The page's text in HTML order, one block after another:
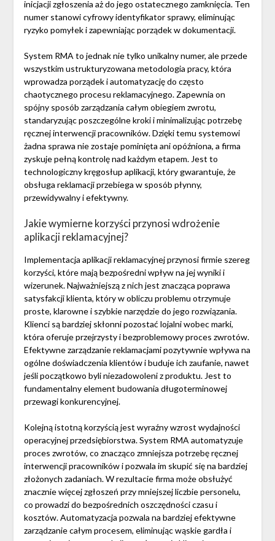
inicjacji zgłoszenia aż do jego ostatecznego zamknięcia. Ten
numer stanowi cyfrowy identyfikator sprawy, eliminując
ryzyko pomyłek i zapewniając porządek w dokumentacji.
System RMA to jednak nie tylko unikalny numer, ale przede
wszystkim ustrukturyzowana metodologia pracy, która
wprowadza porządek i automatyzację do często
chaotycznego procesu reklamacyjnego. Zapewnia on
spójny sposób zarządzania całym obiegiem zwrotu,
standaryzując poszczególne kroki i minimalizując potrzebę
ręcznej interwencji pracowników. Dzięki temu systemowi
żadna sprawa nie zostaje pominięta ani opóźniona, a firma
zyskuje pełną kontrolę nad każdym etapem. Jest to
technologiczny kręgosłup aplikacji, który gwarantuje, że
obsługa reklamacji przebiega w sposób płynny,
przewidywalny i efektywny.
Jakie wymierne korzyści przynosi wdrożenie
aplikacji reklamacyjnej?
Implementacja aplikacji reklamacyjnej przynosi firmie szereg
korzyści, które mają bezpośredni wpływ na jej wyniki i
wizerunek. Najważniejszą z nich jest znacząca poprawa
satysfakcji klienta, który w obliczu problemu otrzymuje
proste, klarowne i szybkie narzędzie do jego rozwiązania.
Klienci są bardziej skłonni pozostać lojalni wobec marki,
która oferuje przejrzysty i bezproblemowy proces zwrotów.
Efektywne zarządzanie reklamacjami pozytywnie wpływa na
ogólne doświadczenia klientów i buduje ich zaufanie, nawet
jeśli początkowo byli niezadowoleni z produktu. Jest to
fundamentalny element budowania długoterminowej
przewagi konkurencyjnej.
Kolejną istotną korzyścią jest wyraźny wzrost wydajności
operacyjnej przedsiębiorstwa. System RMA automatyzuje
proces zwrotów, co znacząco zmniejsza potrzebę ręcznej
interwencji pracowników i pozwala im skupić się na bardziej
złożonych zadaniach. W rezultacie firma może obsłużyć
znacznie więcej zgłoszeń przy mniejszej liczbie personelu,
co prowadzi do bezpośrednich oszczędności czasu i
kosztów. Automatyzacja pozwala na bardziej efektywne
zarządzanie całym procesem, eliminując wąskie gardła i